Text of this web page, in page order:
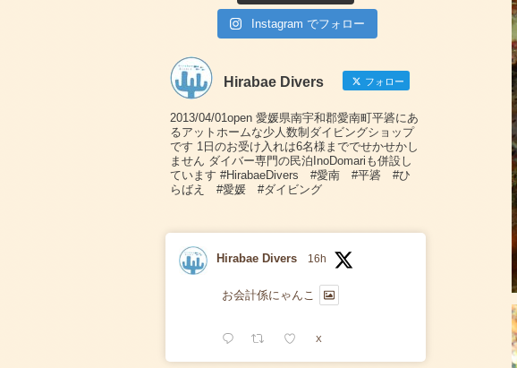
Instagram でフォロー
Hirabae Divers フォロー
2013/04/01open 愛媛県南宇和郡愛南町平碆にあ
るアットホームな少人数制ダイビングショップ
です 1日のお受け入れは6名様まででせかせかし
ません ダイバー専門の民泊InoDomariも併設し
ています #HirabaeDivers #愛南 #平碆 #ひ
らばえ #愛媛 #ダイビング
Hirabae Divers 16h
お会計係にゃんこ
X